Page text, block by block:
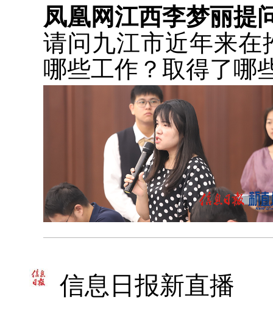
凤凰网江西李梦丽提
请问九江市近年来在
哪些工作？取得了哪
信息日报新直播